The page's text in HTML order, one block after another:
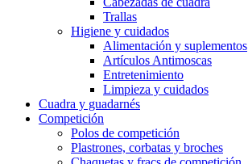
Trallas
Higiene y cuidados
Alimentación y suplementos
Artículos Antimoscas
Entretenimiento
Limpieza y cuidados
Cuadra y guadarnés
Competición
Polos de competición
Plastrones, corbatas y broches